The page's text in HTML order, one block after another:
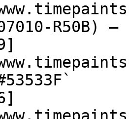
R50B)